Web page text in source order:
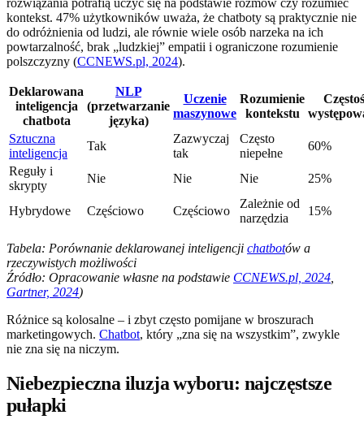
rozwiązania potrafią uczyć się na podstawie rozmów czy rozumieć
kontekst. 47% użytkowników uważa, że chatboty są praktycznie nie
do odróżnienia od ludzi, ale równie wiele osób narzeka na ich
powtarzalność, brak „ludzkiej” empatii i ograniczone rozumienie
polszczyzny (CCNEWS.pl, 2024).
Deklarowana
inteligencja
chatbota
NLP
(przetwarzanie
języka)
Uczenie
maszynowe
Rozumienie
kontekstu
Sztuczna
inteligencja
Tak
Zazwyczaj
tak
Często
niepełne
60%
Reguły i
skrypty
Nie Nie Nie 25%
Hybrydowe Częściowo Częściowo
Zależnie od
narzędzia
15%
Tabela: Porównanie deklarowanej inteligencji chatbotów a
rzeczywistych możliwości
Źródło: Opracowanie własne na podstawie CCNEWS.pl, 2024
Gartner, 2024)
Różnice są kolosalne – i zbyt często pomijane w broszurach
marketingowych. Chatbot, który „zna się na wszystkim”, zwykle
nie zna się na niczym.
Niebezpieczna iluzja wyboru: najczęstsze
pułapki